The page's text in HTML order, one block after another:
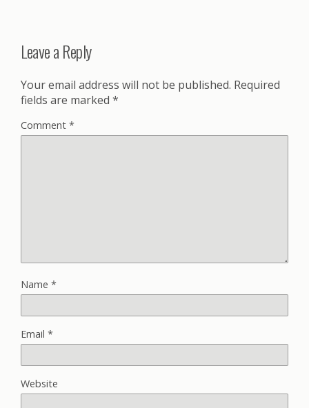
Leave a Reply
Your email address will not be published. Required
fields are marked *
Comment *
Name *
Email *
Website